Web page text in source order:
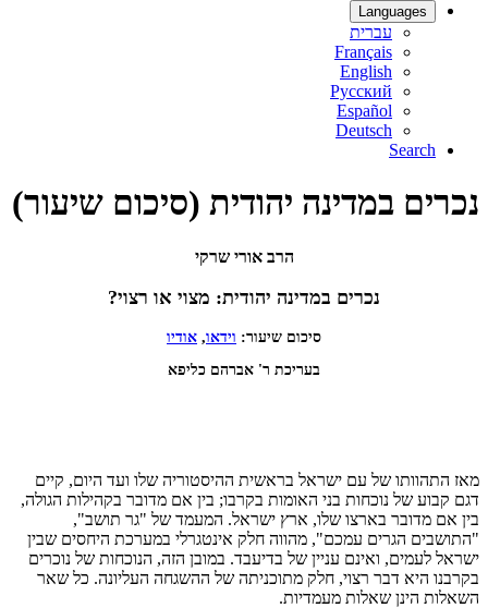
Languages
עברית
Français
English
Русский
Español
Deutsch
Search
נכרים במדינה יהודית (סיכום שיעור)
הרב אורי שרקי
נכרים במדינה יהודית: מצוי או רצוי?
סיכום שיעור: וידאו, אודיו
בעריכת ר' אברהם כליפא
מאז התהוותו של עם ישראל בראשית ההיסטוריה שלו ועד היום, קיים
דגם קבוע של נוכחות בני האומות בקרבו; בין אם מדובר בקהילות הגולה,
בין אם מדובר בארצו שלו, ארץ ישראל. המעמד של "גר תושב",
"התושבים הגרים עמכם", מהווה חלק אינטגרלי במערכת היחסים שבין
ישראל לעמים, ואינם עניין של בדיעבד. במובן הזה, הנוכחות של נוכרים
בקרבנו היא דבר רצוי, חלק מתוכניתה של ההשגחה העליונה. כל שאר
השאלות הינן שאלות מעמדיות.